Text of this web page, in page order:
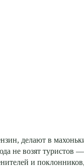
делают в
не возят туристов —
и